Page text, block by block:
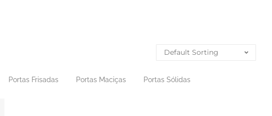
Portas Frisadas Portas Maciças Portas Sólidas